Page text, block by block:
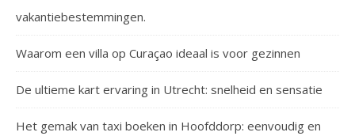
vakantiebestemmingen.
Waarom een villa op Curaçao ideaal is voor gezinnen
De ultieme kart ervaring in Utrecht: snelheid en sensatie
Het gemak van taxi boeken in Hoofddorp: eenvoudig en